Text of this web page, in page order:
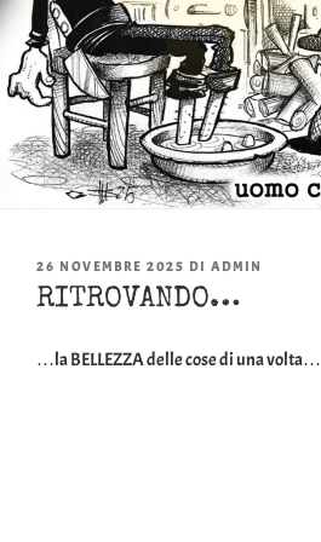
PUBBLICATO
IL
26 NOVEMBRE 2025 DI ADMIN
RITROVANDO…
…la BELLEZZA delle cose di una volta…